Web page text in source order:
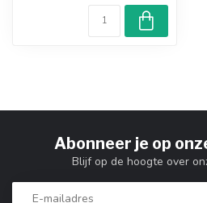
Abonneer je op
Blijf op de hoogte over